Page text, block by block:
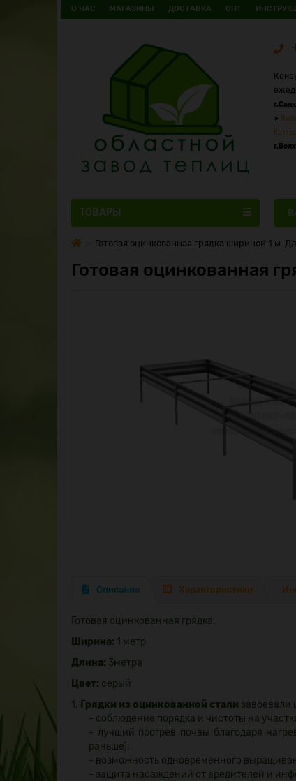
О НАС МАГАЗИНЫ ДОСТАВКА ОПТ
►
ТОВАРЫ
Готовая оцинкованная грядка шириной 1 м.
Готовая оцинкованная
Описание Характеристики
Готовая оцинкованная грядка.
Ширина: 1 метр
Длина: 3метра
Цвет: серый
1. Грядки из оцинкованной стали завоевали
- соблюдение порядка и чистоты на
- лучший прогрев почвы благодаря
раньше);
- возможность одновременного
- защита насаждений от вредителей и